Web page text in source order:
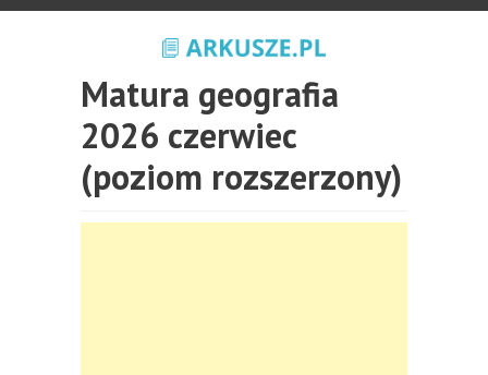
Matura geografia
2026 czerwiec
(poziom rozszerzony)